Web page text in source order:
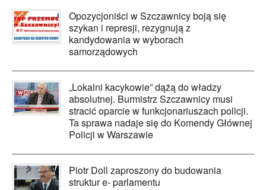
Opozycjoniści w Szczawnicy boją się
szykan i represji, rezygnują z
kandydowania w wyborach
samorządowych
„Lokalni kacykowie” dążą do władzy
absolutnej. Burmistrz Szczawnicy musi
stracić oparcie w funkcjonariuszach policji.
Ta sprawa nadaje się do Komendy Głównej
Policji w Warszawie
Piotr Doll zaproszony do budowania
struktur e- parlamentu